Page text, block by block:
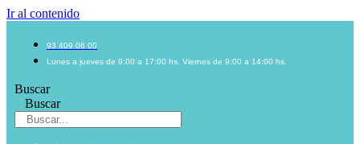
Ir al contenido
93 409 06 00
Lunes a jueves de 9:00 a 17:00 hs. Viernes de 9:00 a 14:00 hs.
Buscar
Buscar